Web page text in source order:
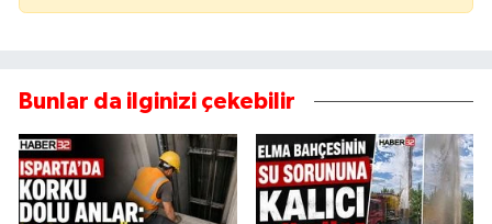
Bunlar da ilginizi çekebilir